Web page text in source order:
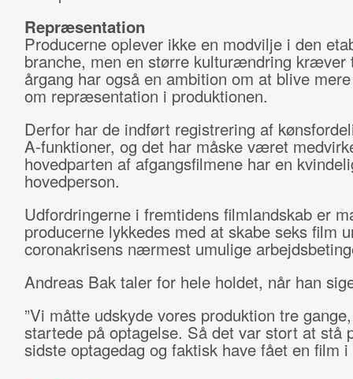
Repræsentation
Producerne oplever ikke en modvilje i den
branche, men en større kulturændring kræver
årgang har også en ambition om at blive
om repræsentation i produktionen.
Derfor har de indført registrering af
A-funktioner, og det har måske været
hovedparten af afgangsfilmene har en
hovedperson.
Udfordringerne i fremtidens filmlandskab er
producerne lykkedes med at skabe seks film
coronakrisens nærmest umulige
Andreas Bak taler for hele holdet, når han
”Vi måtte udskyde vores produktion tre
startede på optagelse. Så det var stort at stå
sidste optagedag og faktisk have fået en film i